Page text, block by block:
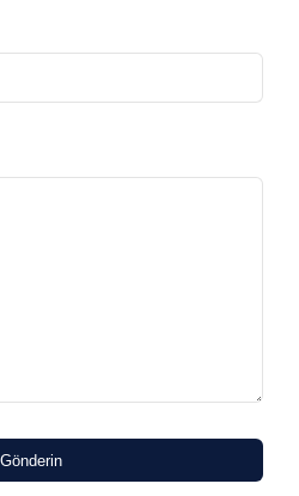
Gönderin